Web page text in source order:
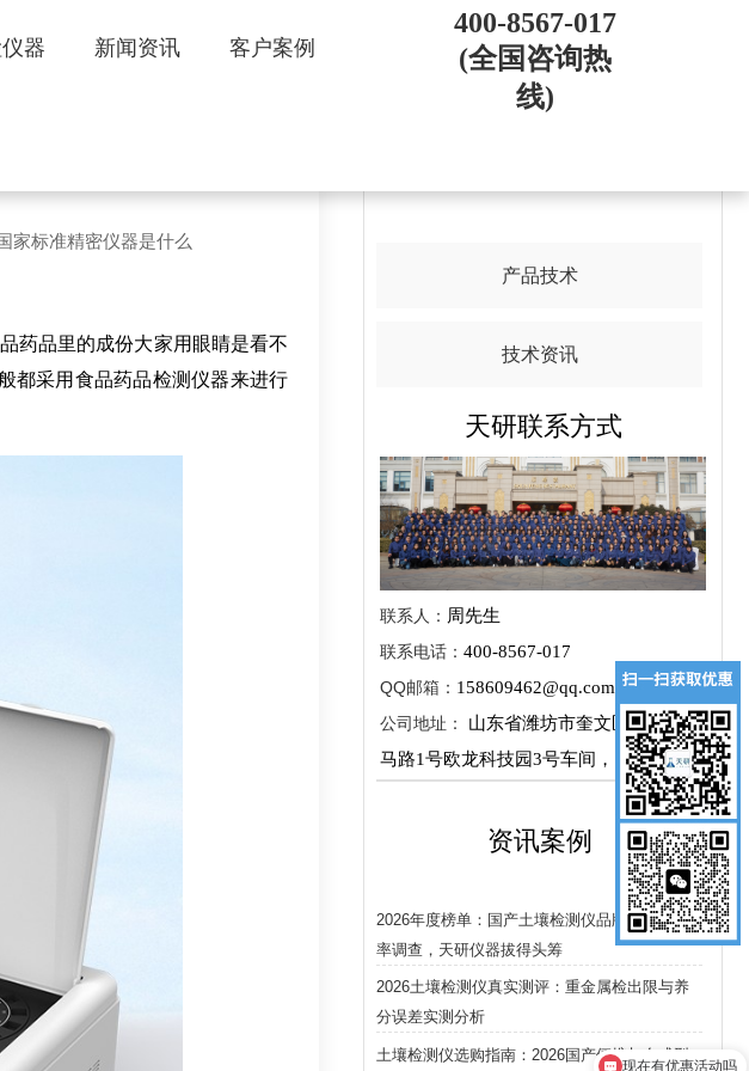
器 新闻资讯 客户案例
400-8567-017
(全国咨询热
线)
标准精密仪器是什么
药品里的成份大家用眼睛是看不
都采用食品药品检测仪器来进行
产品技术
技术资讯
天研联系方式
联系人： 周先生
联系电话： 400-8567-017
QQ邮箱： 158609462@qq.com
公司地址：
山东省潍坊市奎文区新城街金
马路1号欧龙科技园3号车间，1层
资讯案例
2026年度榜单：国产土壤检测仪品牌市场占有
率调查，天研仪器拔得头筹
2026土壤检测仪真实测评：重金属检出限与养
分误差实测分析
土壤检测仪选购指南：2026国产便携与台式型
现在有优惠活动吗